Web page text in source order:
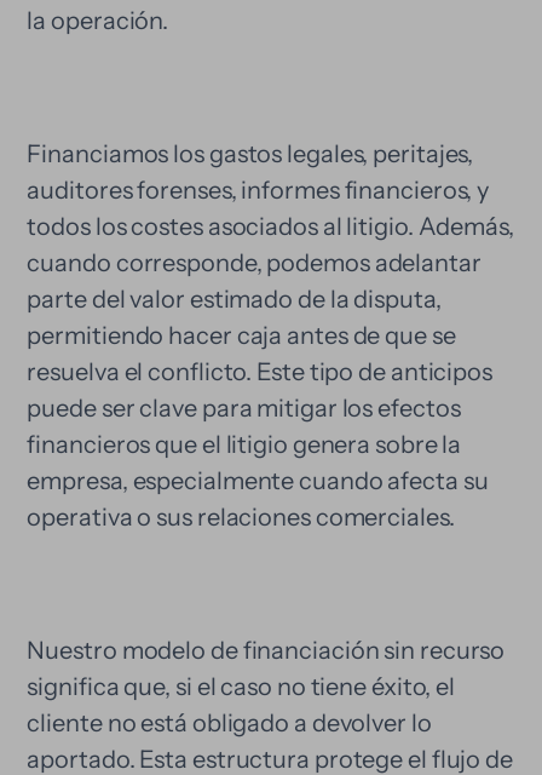
la operación.
Financiamos los gastos legales, peritajes,
auditores forenses, informes financieros, y
todos los costes asociados al litigio. Además,
cuando corresponde, podemos adelantar
parte del valor estimado de la disputa,
permitiendo hacer caja antes de que se
resuelva el conflicto. Este tipo de anticipos
puede ser clave para mitigar los efectos
financieros que el litigio genera sobre la
empresa, especialmente cuando afecta su
operativa o sus relaciones comerciales.
Nuestro modelo de financiación sin recurso
significa que, si el caso no tiene éxito, el
cliente no está obligado a devolver lo
aportado. Esta estructura protege el flujo de